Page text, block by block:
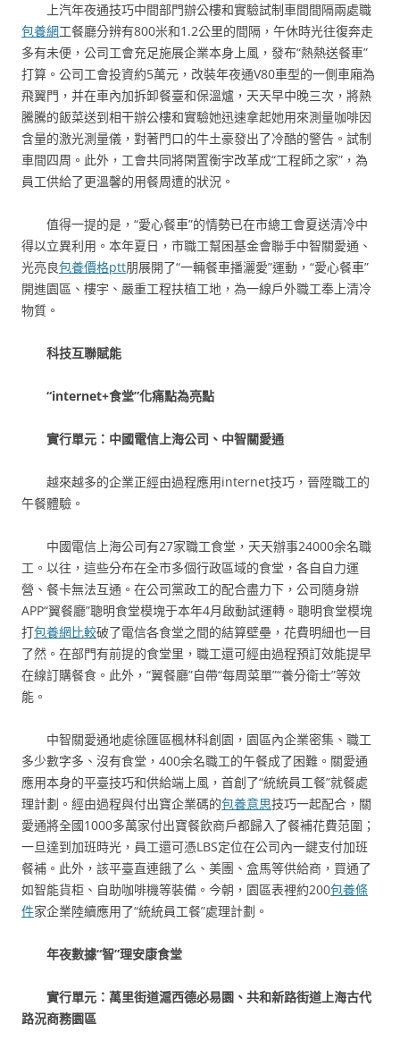
上汽年夜通技巧中間部門辦公樓和實驗試制車間間隔兩處職
包養網工餐廳分辨有800米和1.2公里的間隔，午休時光往復奔走
多有未便，公司工會充足施展企業本身上風，發布“熱熱送餐車”
打算。公司工會投資約5萬元，改裝年夜通V80車型的一側車廂為
飛翼門，并在車內加拆卸餐臺和保溫爐，天天早中晚三次，將熱
騰騰的飯菜送到相干辦公樓和實驗她迅速拿起她用來測量咖啡因
含量的激光測量儀，對著門口的牛土豪發出了冷酷的警告。試制
車間四周。此外，工會共同將閑置衡宇改革成“工程師之家”，為
員工供給了更溫馨的用餐周遭的狀況。
值得一提的是，“愛心餐車”的情勢已在市總工會夏送清冷中
得以立異利用。本年夏日，市職工幫困基金會聯手中智關愛通、
光亮良包養價格ptt朋展開了“一輛餐車播灑愛”運動，“愛心餐車”
開進園區、樓宇、嚴重工程扶植工地，為一線戶外職工奉上清冷
物質。
科技互聯賦能
“internet+食堂”化痛點為亮點
實行單元：中國電信上海公司、中智關愛通
越來越多的企業正經由過程應用internet技巧，晉陞職工的
午餐體驗。
中國電信上海公司有27家職工食堂，天天辦事24000余名職
工。以往，這些分布在全市多個行政區域的食堂，各自自力運
營、餐卡無法互通。在公司黨政工的配合盡力下，公司隨身辦
APP“翼餐廳”聰明食堂模塊于本年4月啟動試運轉。聰明食堂模塊
打包養網比較破了電信各食堂之間的結算壁壘，花費明細也一目
了然。在部門有前提的食堂里，職工還可經由過程預訂效能提早
在線訂購餐食。此外，“翼餐廳”自帶“每周菜單”“養分衛士”等效
能。
中智關愛通地處徐匯區楓林科創園，園區內企業密集、職工
多少數字多、沒有食堂，400余名職工的午餐成了困難。關愛通
應用本身的平臺技巧和供給端上風，首創了“統統員工餐”就餐處
理計劃。經由過程與付出寶企業碼的包養意思技巧一起配合，關
愛通將全國1000多萬家付出寶餐飲商戶都歸入了餐補花費范圍；
一旦達到加班時光，員工還可憑LBS定位在公司內一鍵支付加班
餐補。此外，該平臺直連餓了么、美團、盒馬等供給商，買通了
如智能貨柜、自助咖啡機等裝備。今朝，園區表裡約200包養條
件家企業陸續應用了“統統員工餐”處理計劃。
年夜數據“智”理安康食堂
實行單元：萬里街道滬西德必易園、共和新路街道上海古代
路況商務園區